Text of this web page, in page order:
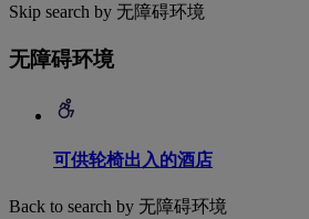
Skip search by 无障碍环境
无障碍环境
可供轮椅出入的酒店
Back to search by 无障碍环境